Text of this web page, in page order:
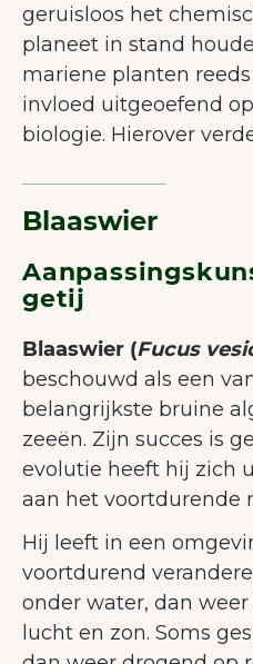
geruisloos het
planeet in stand
mariene planten
invloed uitgeoefend
biologie. Hierover
Blaaswier
getij
Blaaswier (Fucus
beschouwd als een
belangrijkste bruine
zeeën. Zijn succes is
evolutie heeft hij zich
aan het voortdurende
Hij leeft in een
voortdurend
onder water, dan
lucht en zon. Soms